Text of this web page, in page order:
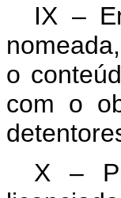
IX –
o
com o
X –